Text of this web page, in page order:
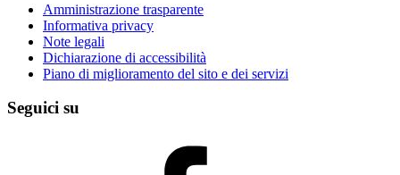
Amministrazione trasparente
Informativa privacy
Note legali
Dichiarazione di accessibilità
Piano di miglioramento del sito e dei servizi
Seguici su